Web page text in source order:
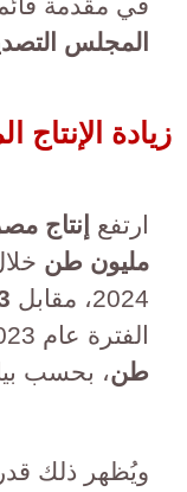
المجلس
زيادة
ارتفع إنتاج
مليون طن
2024، مقابل
الفترة عام 2023، بزيادة قدرها
طن، بحسب
ويُظهر ذلك